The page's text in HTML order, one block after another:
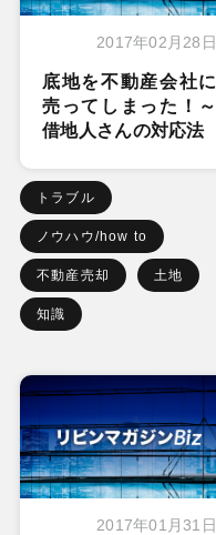
2017年02月28日
底地を不動産会社に
売ってしまった！～
借地人さんの対応法
トラブル
ノウハウ/how to
不動産売却 土地
知識
2017年01月31日